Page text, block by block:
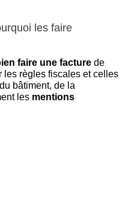
les faire
faire une facture de
les règles fiscales et celles
bâtiment, de la
les mentions